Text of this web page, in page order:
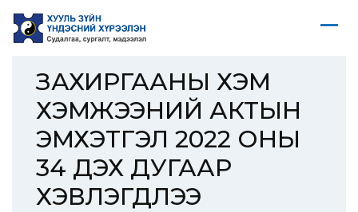
ЗАХИРГААНЫ ХЭМ
ХЭМЖЭЭНИЙ АКТЫН
ЭМХЭТГЭЛ 2022 ОНЫ
34 ДЭХ ДУГААР
ХЭВЛЭГДЛЭЭ